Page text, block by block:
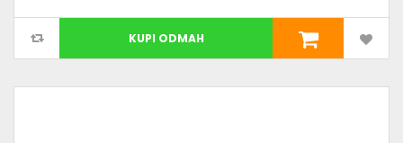
KUPI ODMAH